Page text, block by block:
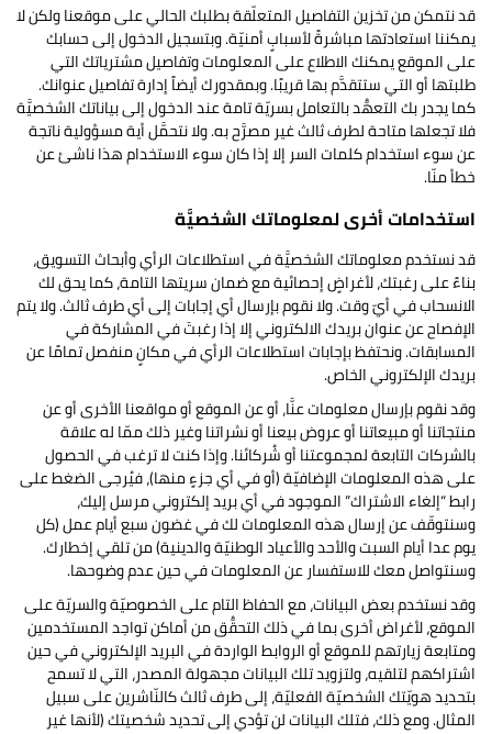
قد نتمكن من تخزين التفاصيل المتعلّقة بطلبك الحالي على موقعنا ولكن لا
يمكننا استعادتها مباشرةً لأسبابٍ أمنيّة. وبتسجيل الدخول إلى حسابك
على الموقع يمكنك الاطلاع على المعلومات وتفاصيل مشترياتك التي
طلبتها أو التي ستتقدَّم بها قريبًا. وبمقدورك أيضاً إدارة تفاصيل عنوانك.
كما يجدر بك التعهُّد بالتعامل بسريّة تامة عند الدخول إلى بياناتك الشخصيَّة
فلا تجعلها متاحة لطرف ثالث غير مصرَّح به. ولا نتحمَّل أية مسؤولية ناتجة
عن سوء استخدام كلمات السر إلا إذا كان سوء الاستخدام هذا ناشئ عن
خطأ منّا.
استخدامات أخرى لمعلوماتك الشخصيَّة
قد نستخدم معلوماتك الشخصيَّة في استطلاعات الرأي وأبحاث التسويق،
بناءً على رغبتك، لأغراضٍ إحصائية مع ضمان سريتها التامة، كما يحق لك
الانسحاب في أيّ وقت. ولا نقوم بإرسال أي إجابات إلى أي طرف ثالث. ولا يتم
الإفصاح عن عنوان بريدك الالكتروني إلا إذا رغبتَ في المشاركة في
المسابقات. ونحتفظ بإجابات استطلاعات الرأي في مكانٍ منفصل تمامًا عن
بريدك الإلكتروني الخاص.
وقد نقوم بإرسال معلومات عنَّا، أو عن الموقع أو مواقعنا الأخرى أو عن
منتجاتنا أو مبيعاتنا أو عروض بيعنا أو نشراتنا وغير ذلك ممّا له علاقة
بالشركات التابعة لمجموعتنا أو شُركائنا. وإذا كنت لا ترغب في الحصول
على هذه المعلومات الإضافيّة (أو في أي جزءٍ منها)، فيُرجى الضغط على
رابط “إلغاء الاشتراك” الموجود في أي بريد إلكتروني مرسل إليك،
وسنتوقّف عن إرسال هذه المعلومات لك في غضون سبع أيام عمل (كل
يوم عدا أيام السبت والأحد والأعياد الوطنيّة والدينية) من تلقي إخطارك.
وسنتواصل معك للاستفسار عن المعلومات في حين عدم وضوحها.
وقد نستخدم بعض البيانات، مع الحفاظ التام على الخصوصيّة والسريّة على
الموقع، لأغراض أخرى بما في ذلك التحقُّق من أماكن تواجد المستخدمين
ومتابعة زيارتهم للموقع أو الروابط الواردة في البريد الإلكتروني في حين
اشتراكهم لتلقيه، ولتزويد تلك البيانات مجهولة المصدر، التي لا تسمح
بتحديد هويّتك الشخصيّة الفعليّة، إلى طرف ثالث كالنّاشرين على سبيل
المثال. ومع ذلك، فتلك البيانات لن تؤدي إلى تحديد شخصيتك (لأنها غير